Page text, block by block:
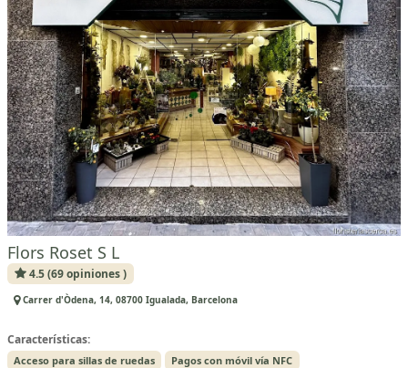
Flors Roset S L
4.5 (69 opiniones )
Carrer d'Òdena, 14, 08700 Igualada, Barcelona
Características:
Acceso para sillas de ruedas
Pagos con móvil vía NFC